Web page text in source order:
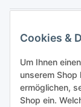
Cookies &
Um Ihnen
unserem
ermöglichen,
Shop ein.
Sicher bestellen